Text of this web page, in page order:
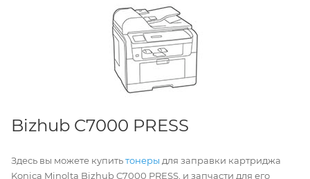
Bizhub C7000 PRESS
Здесь вы можете купитьтонеры для заправки картриджа
Konica Minolta Bizhub C7000 PRESS, и запчасти для его